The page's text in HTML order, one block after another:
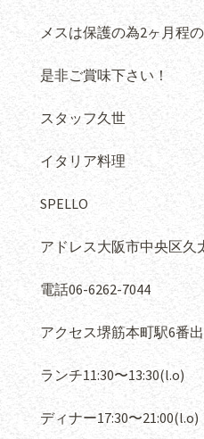
メスは保護の為2ヶ月程
是非ご賞味下さい！
スタッフ久世
イタリア料理
SPELLO
アドレス大阪市中央区久
電話06-6262-7044
アクセス堺筋本町駅6番
ランチ11:30〜13:30(l.o)
ディナー17:30〜21:00(l.o)